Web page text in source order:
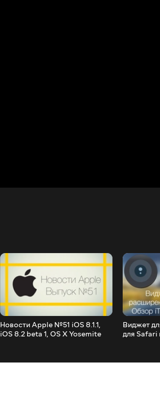
Новости Apple №51 iOS 8.1.1,
iOS 8.2 beta 1, OS X Yosemite
Виджет
для Safari